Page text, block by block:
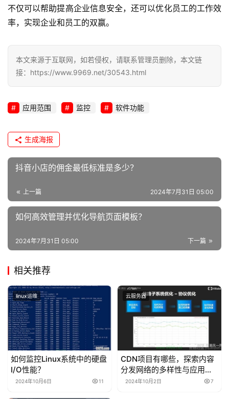
不仅可以帮助提高企业信息安全，还可以优化员工的工作效
率，实现企业和员工的双赢。
本文来源于互联网，如若侵权，请联系管理员删除，本文链
接：https://www.9969.net/30543.html
应用范围 监控 软件功能
生成海报
抖音小店的佣金最低标准是多少？
上一篇 2024年7月31日 05:00
如何高效管理并优化导航页面模板？
下一篇
2024年7月31日 05:00
相关推荐
linux运维
如何监控Linux系统中的硬盘
I/O性能？
2024年10月6日 11
云服务器
CDN项目有哪些，探索内容
分发网络的多样性与应用范
围2024年10月2日 7